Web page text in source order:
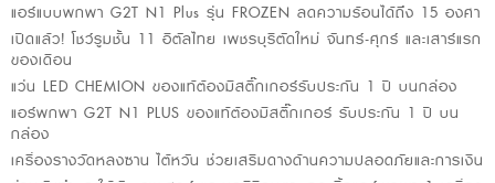
แอร์แบบพกพา G2T N1 Plus รุ่น FROZEN ลดความร้อนได้ถึง 15 องศา
เปิดแล้ว! โชว์รูมชั้น 11 อิตัลไทย เพชรบุรีตัดใหม่ จันทร์-ศุกร์ และเสาร์แรก
ของเดือน
แว่น LED CHEMION ของแท้ต้องมีสติ๊กเกอร์รับประกัน 1 ปี บนกล่อง
แอร์พกพา G2T N1 PLUS ของแท้ต้องมีสติ๊กเกอร์ รับประกัน 1 ปี บน
กล่อง
เครื่องรางวัดหลงซาน ไต้หวัน ช่วยเสริมดางด้านความปลอดภัยและการเงิน